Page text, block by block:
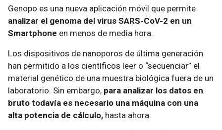
Genopo es una nueva aplicación móvil que permite
analizar el genoma del virus SARS-CoV-2 en un
Smartphone en menos de media hora.
Los dispositivos de nanoporos de última generación
han permitido a los científicos leer o “secuenciar” el
material genético de una muestra biológica fuera de un
laboratorio. Sin embargo, para analizar los datos en
bruto todavía es necesario una máquina con una
alta potencia de cálculo, hasta ahora.